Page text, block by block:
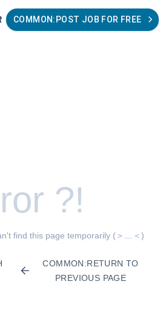
COMMON:POST JOB FOR FREE
?!
find this page temporarily (＞﹏＜)
COMMON:RETURN TO
PREVIOUS PAGE